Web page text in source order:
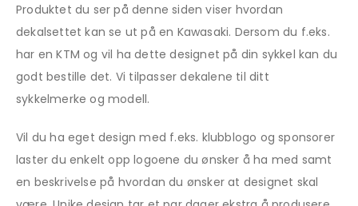
Produktet du ser på denne siden viser hvordan
dekalsettet kan se ut på en Kawasaki. Dersom du f.eks.
har en KTM og vil ha dette designet på din sykkel kan du
godt bestille det. Vi tilpasser dekalene til ditt
sykkelmerke og modell.
Vil du ha eget design med f.eks. klubblogo og sponsorer
laster du enkelt opp logoene du ønsker å ha med samt
en beskrivelse på hvordan du ønsker at designet skal